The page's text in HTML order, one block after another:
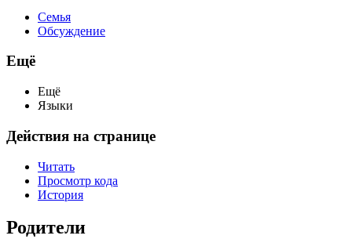
Семья
Обсуждение
Ещё
Ещё
Языки
Действия на странице
Читать
Просмотр кода
История
Родители